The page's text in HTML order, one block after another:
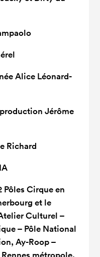
Alice Léonard-
Jérôme
Richard
Pôles Cirque en
et le
Culturel –
– Pôle National
Ay-Roop –